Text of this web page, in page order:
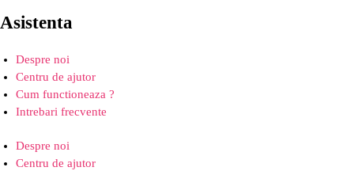
Asistenta
Despre noi
Centru de ajutor
Cum functioneaza ?
Intrebari frecvente
Despre noi
Centru de ajutor